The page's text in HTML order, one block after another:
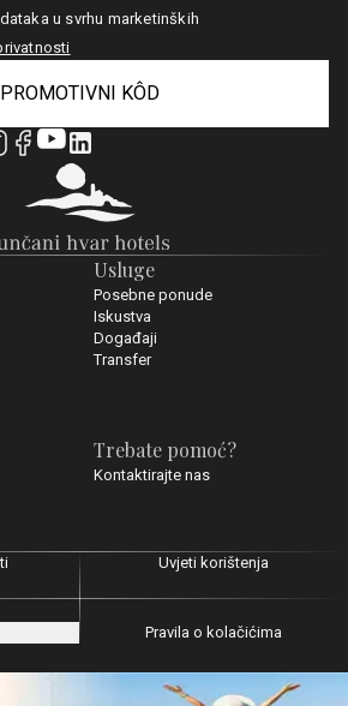
Usluge
Posebne ponude
Iskustva
Događaji
Transfer
Trebate pomoć?
Kontaktirajte nas
u svrhu marketinških
PROMOTIVNI KÔD
Uvjeti korištenja
Pravila o kolačićima